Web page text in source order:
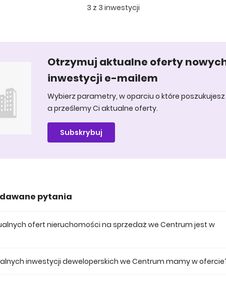
3 z 3 inwestycji
Otrzymuj aktualne oferty
inwestycji e-mailem
Wybierz parametry, w oparciu o które
a prześlemy Ci aktualne oferty.
Subskrybuj
pytania
ofert nieruchomości na sprzedaż we Centrum jest w
inwestycji deweloperskich we Centrum mamy w